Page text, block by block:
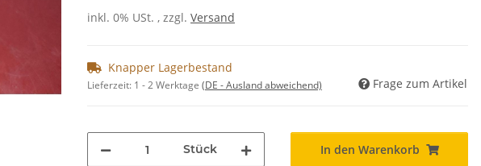
inkl. 0% USt. , zzgl. Versand
Knapper Lagerbestand
Lieferzeit: 1 - 2 Werktage (DE - Ausland abweichend) Frage zum Artikel
Stück In den Warenkorb